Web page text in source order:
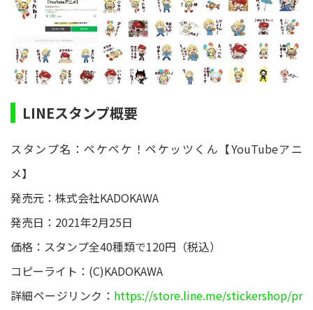
LINEスタンプ概要
スタンプ名：ペケペケ！ペケッツくん【YouTubeアニ
メ】
発売元：株式会社KADOKAWA
発売日：2021年2月25日
価格：スタンプ全40種類で120円（税込）
コピーライト：(C)KADOKAWA
詳細ページリンク： https://store.line.me/stickershop/pr